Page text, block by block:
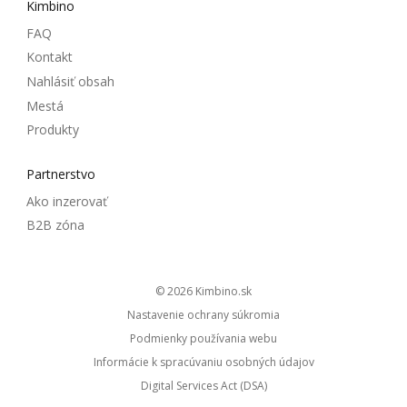
Kimbino
FAQ
Kontakt
Nahlásiť obsah
Mestá
Produkty
Partnerstvo
Ako inzerovať
B2B zóna
© 2026
kimbino.sk
Nastavenie ochrany súkromia
Podmienky používania webu
Informácie k spracúvaniu osobných údajov
Digital Services Act (DSA)